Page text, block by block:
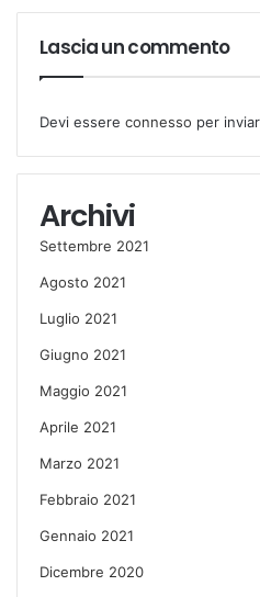
Lascia un commento
Devi essere connesso per
Archivi
Settembre 2021
Agosto 2021
Luglio 2021
Giugno 2021
Maggio 2021
Aprile 2021
Marzo 2021
Febbraio 2021
Gennaio 2021
Dicembre 2020